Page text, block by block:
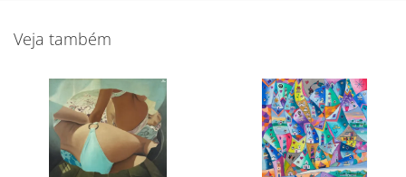
Veja também